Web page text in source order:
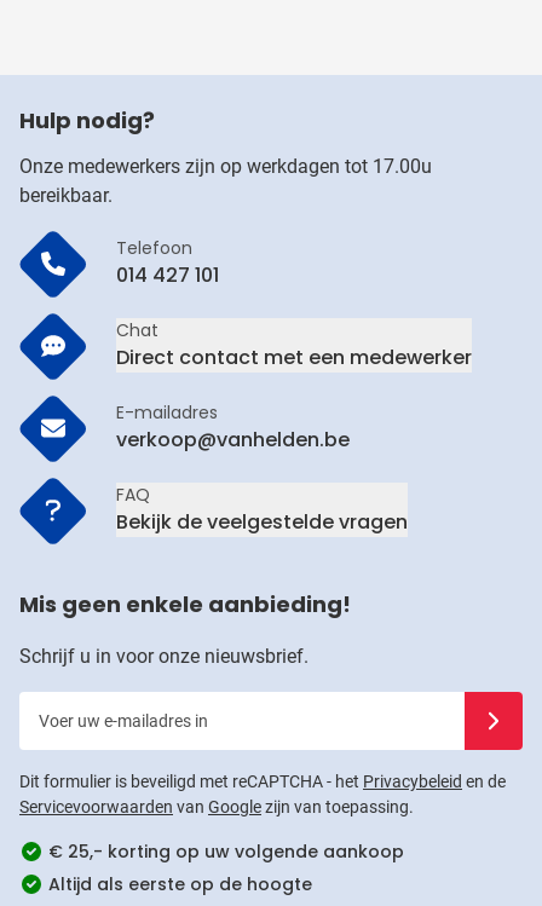
Hulp nodig?
Onze medewerkers zijn op werkdagen tot 17.00u
bereikbaar.
Telefoon
014 427 101
Chat
Direct contact met een medewerker
E-mailadres
verkoop@vanhelden.be
FAQ
Bekijk de veelgestelde vragen
Mis geen enkele aanbieding!
Schrijf u in voor onze nieuwsbrief.
Dit formulier is beveiligd met reCAPTCHA - het Privacybeleid en de
Servicevoorwaarden van Googlezijn van toepassing.
€ 25,- korting op uw volgende aankoop
Altijd als eerste op de hoogte